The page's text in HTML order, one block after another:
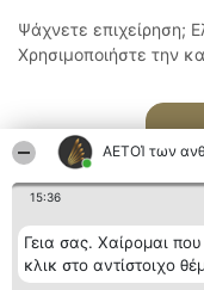
ΑΕΤΟΊ των
15:36
Γεια σας. Χαίρομαι
κλικ στο αντίστοιχο
Ψάχνετε επιχείρηση;
Χρησιμοποιήστε την